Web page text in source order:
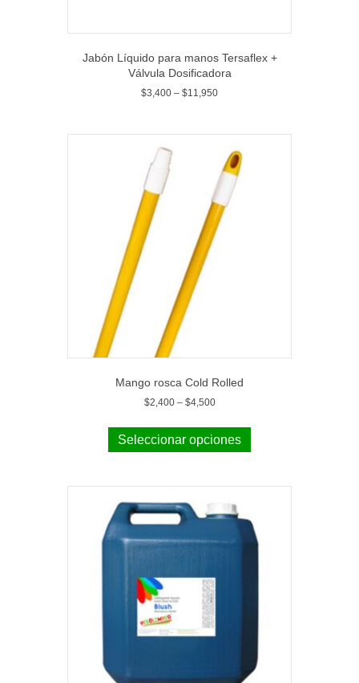
Jabón Líquido para manos Tersaflex +
Válvula Dosificadora
$3,400 – $11,950
Mango rosca Cold Rolled
$2,400– $4,500
Seleccionar opciones